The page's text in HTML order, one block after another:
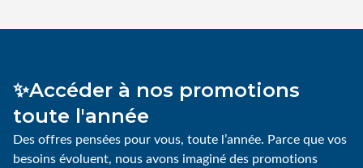
✨Accéder à nos promotions
toute l'année
Des offres pensées pour vous, toute l’année. Parce que vos
besoins évoluent, nous avons imaginé des promotions